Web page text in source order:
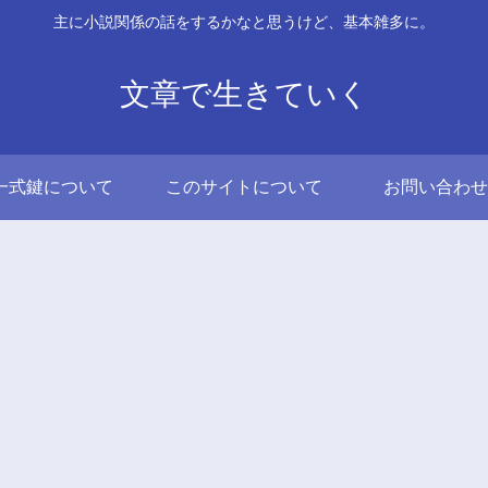
主に小説関係の話をするかなと思うけど、基本雑多に。
文章で生きていく
式鍵について このサイトについて お問い合わせ